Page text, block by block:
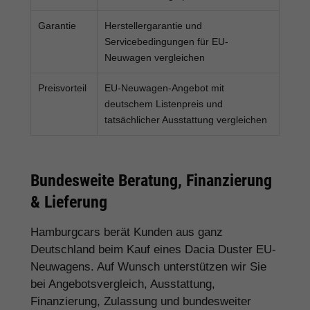
Garantie
Herstellergarantie und
Servicebedingungen für EU-
Neuwagen vergleichen
Preisvorteil
EU-Neuwagen-Angebot mit
deutschem Listenpreis und
tatsächlicher Ausstattung vergleichen
Bundesweite Beratung, Finanzierung
& Lieferung
Hamburgcars berät Kunden aus ganz
Deutschland beim Kauf eines Dacia Duster EU-
Neuwagens. Auf Wunsch unterstützen wir Sie
bei Angebotsvergleich, Ausstattung,
Finanzierung, Zulassung und bundesweiter